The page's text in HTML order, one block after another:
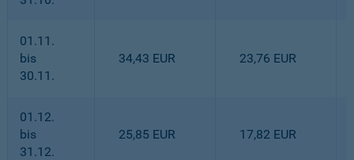
01.11.
bis
30.11.
34,43 EUR 23,76 EUR
01.12.
bis
31.12.
25,85 EUR 17,82 EUR